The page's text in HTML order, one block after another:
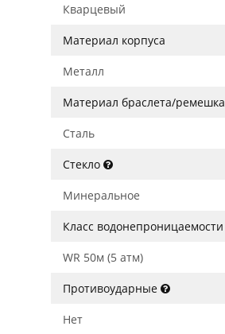
Кварцевый
Материал корпуса
Металл
Материал браслета/ремешка
Сталь
Стекло
Минеральное
Класс водонепроницаемости
WR 50м (5 атм)
Противоударные
Нет